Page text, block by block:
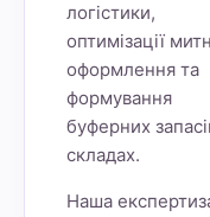
логістики,
оптимізації
оформлення та
формування
буферних
складах.
Наша